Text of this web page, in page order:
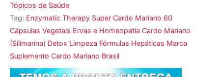
Tópicos de Saúde
Tag: Enzymatic Therapy Super Cardo Mariano 60
Cápsulas Vegetais Ervas e Homeopatia Cardo Mariano
(Silimarina) Detox Limpeza Fórmulas Hepáticas Marca
Suplemento Cardo Mariano Brasil